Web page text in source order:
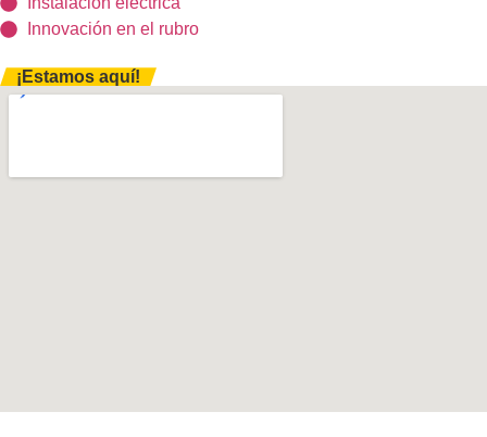
Innovación en el rubro
¡Estamos aquí!